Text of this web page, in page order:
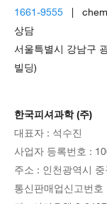
1661-9555 |
상담
서울특별시 강남구
빌딩)
한국피셔과학 (주)
대표자 : 석수진
사업자 등록번호 :
주소 : 인천광역시
통신판매업신고번